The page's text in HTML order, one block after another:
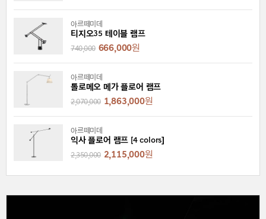
아르떼미데
티지오35 테이블 램프
740,000 666,000원
아르떼미데
톨로메오 메가 플로어 램프
2,070,000 1,863,000원
아르떼미데
익사 플로어 램프 [4 colors]
2,350,000 2,115,000원